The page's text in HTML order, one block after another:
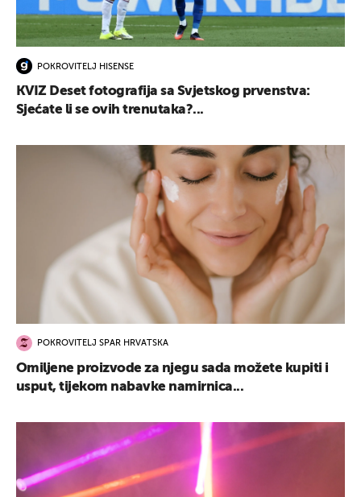
POKROVITELJ HISENSE
KVIZ Deset fotografija sa Svjetskog prvenstva:
Sjećate li se ovih trenutaka?...
POKROVITELJ SPAR HRVATSKA
Omiljene proizvode za njegu sada možete kupiti i
usput, tijekom nabavke namirnica...